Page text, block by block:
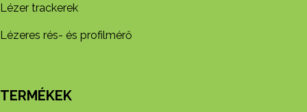
Lézer trackerek
Lézeres rés- és profilmérő
TERMÉKEK